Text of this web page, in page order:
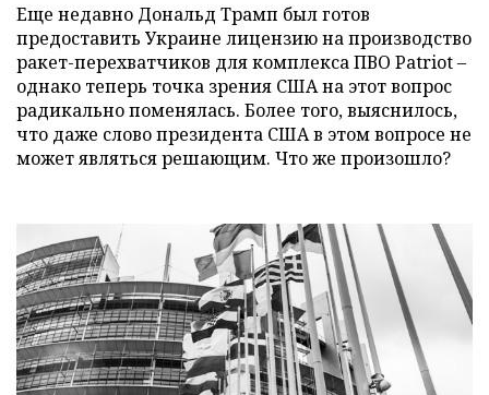
Еще недавно Дональд Трамп был готов
предоставить Украине лицензию на производство
ракет-перехватчиков для комплекса ПВО Patriot –
однако теперь точка зрения США на этот вопрос
радикально поменялась. Более того, выяснилось,
что даже слово президента США в этом вопросе не
может являться решающим. Что же произошло?